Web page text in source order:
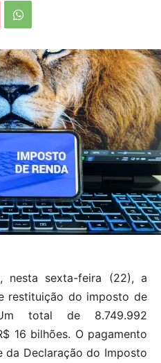
nesta sexta-feira (22), a
restituição do imposto de
total de 8.749.992
16 bilhões. O pagamento
Declaração do Imposto